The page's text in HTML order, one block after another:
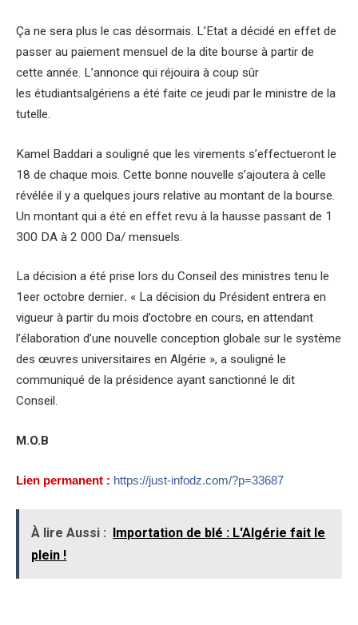
Ça ne sera plus le cas désormais. L’Etat a décidé en effet de
passer au paiement mensuel de la dite bourse à partir de
cette année. L’annonce qui réjouira à coup sûr
les étudiantsalgériens a été faite ce jeudi par le ministre de la
tutelle.
Kamel Baddari a souligné que les virements s’effectueront le
18 de chaque mois. Cette bonne nouvelle s’ajoutera à celle
révélée il y a quelques jours relative au montant de la bourse.
Un montant qui a été en effet revu à la hausse passant de 1
300 DA à 2 000 Da/ mensuels.
La décision a été prise lors du Conseil des ministres tenu le
1eer octobre dernier. « La décision du Président entrera en
vigueur à partir du mois d’octobre en cours, en attendant
l’élaboration d’une nouvelle conception globale sur le système
des œuvres universitaires en Algérie », a souligné le
communiqué de la présidence ayant sanctionné le dit
Conseil.
M.O.B
Lien permanent : https://just-infodz.com/?p=33687
À lire Aussi : Importation de blé : L'Algérie fait le
plein !